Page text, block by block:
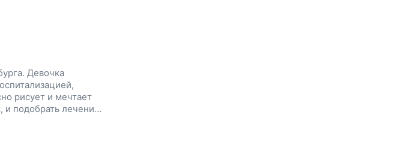
Девочка
рисует и мечтает
и подобрать лечение.